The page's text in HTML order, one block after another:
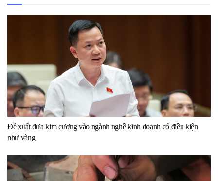
Đề xuất đưa kim cương vào ngành nghề kinh doanh có điều kiện
như vàng